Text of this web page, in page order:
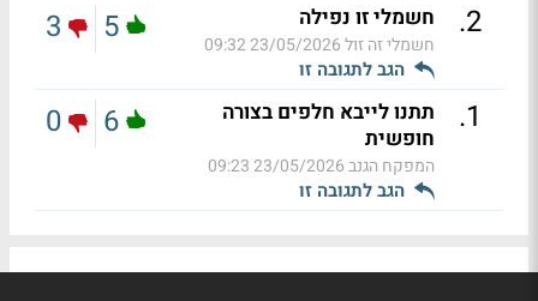
2
. חשמלי זו נפילה
חשמלי זה זול23/05/2026 09:32
הגב לתגובה זו
5
3
1
.
תתנו לייבא חלפים בצורה
חופשית
המפקח הגנב23/05/2026 09:23
הגב לתגובה זו
6
0